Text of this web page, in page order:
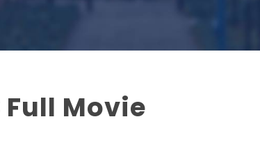
Movie